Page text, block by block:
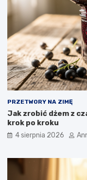
PRZETWORY NA ZIMĘ
Jak zrobić dżem z
krok po kroku
4 sierpnia 2026